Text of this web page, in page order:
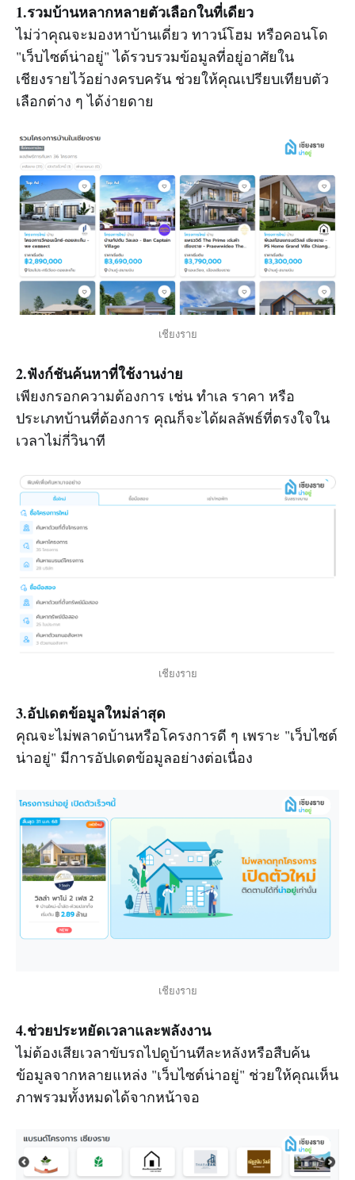
1.รวมบ้านหลากหลายตัวเลือกในที่เดียว
ไม่ว่าคุณจะมองหาบ้านเดี่ยว ทาวน์โฮม หรือคอนโด
"เว็บไซต์น่าอยู่" ได้รวบรวมข้อมูลที่อยู่อาศัยใน
เชียงรายไว้อย่างครบครัน ช่วยให้คุณเปรียบเทียบตัว
เลือกต่าง ๆ ได้ง่ายดาย
เชียงราย
2.ฟังก์ชันค้นหาที่ใช้งานง่าย
เพียงกรอกความต้องการ เช่น ทำเล ราคา หรือ
ประเภทบ้านที่ต้องการ คุณก็จะได้ผลลัพธ์ที่ตรงใจใน
เวลาไม่กี่วินาที
เชียงราย
3.อัปเดตข้อมูลใหม่ล่าสุด
คุณจะไม่พลาดบ้านหรือโครงการดี ๆ เพราะ "เว็บไซต์
น่าอยู่" มีการอัปเดตข้อมูลอย่างต่อเนื่อง
เชียงราย
4.ช่วยประหยัดเวลาและพลังงาน
ไม่ต้องเสียเวลาขับรถไปดูบ้านทีละหลังหรือสืบค้น
ข้อมูลจากหลายแหล่ง "เว็บไซต์น่าอยู่" ช่วยให้คุณเห็น
ภาพรวมทั้งหมดได้จากหน้าจอ